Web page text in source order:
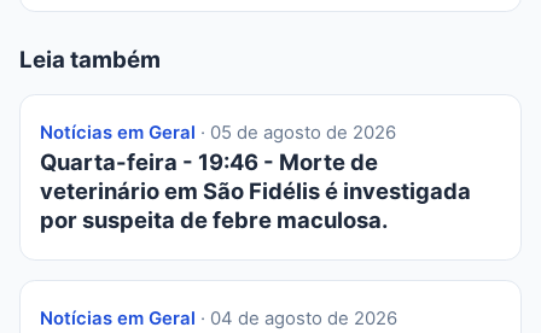
Leia também
Notícias em Geral · 05 de agosto de 2026
Quarta-feira - 19:46 - Morte de
veterinário em São Fidélis é investigada
por suspeita de febre maculosa.
Notícias em Geral · 04 de agosto de 2026